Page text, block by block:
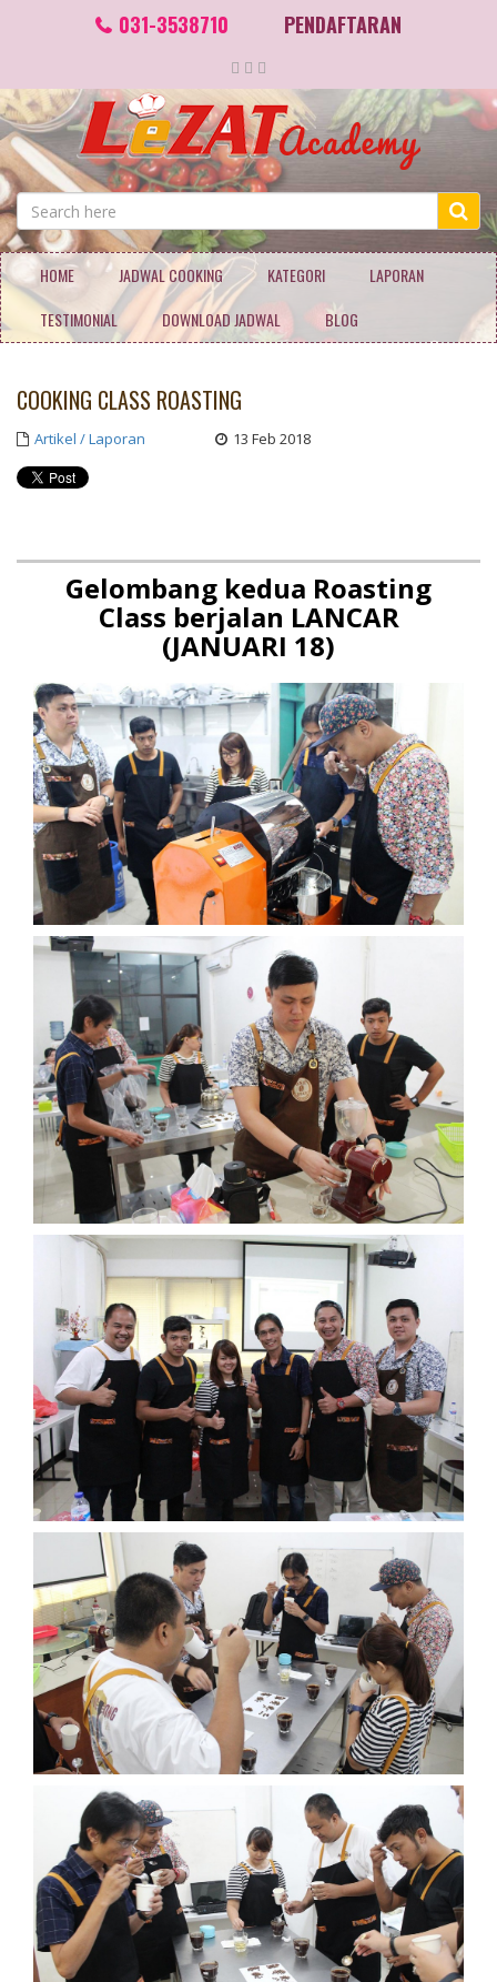
031-3538710 PENDAFTARAN
HOME JADWAL COOKING KATEGORI
LAPORAN
TESTIMONIAL
DOWNLOAD JADWAL BLOG
COOKING CLASS ROASTING
Artikel / Laporan 13 Feb 2018
Gelombang kedua Roasting
Class berjalan LANCAR
(JANUARI 18)